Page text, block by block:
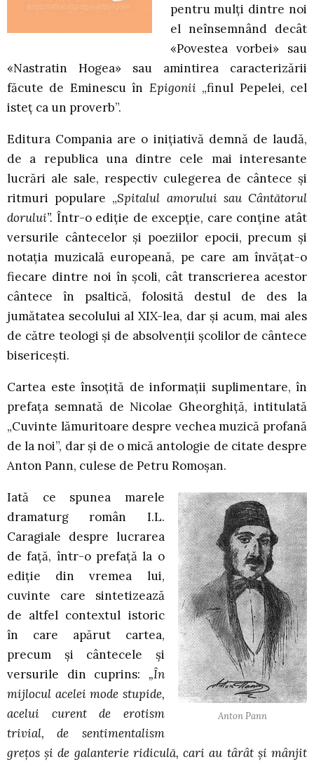
pentru mulţi dintre noi
el neînsemnând decât
«Povestea vorbei» sau
«Nastratin Hogea» sau amintirea caracterizării
făcute de Eminescu în Epigonii „finul Pepelei, cel
isteţ ca un proverb”.
Editura Compania are o iniţiativă demnă de laudă,
de a republica una dintre cele mai interesante
lucrări ale sale, respectiv culegerea de cântece şi
ritmuri populare „Spitalul amorului sau Cântătorul
dorului”. Într-o ediţie de excepţie, care conţine atât
versurile cântecelor şi poeziilor epocii, precum şi
notaţia muzicală europeană, pe care am învăţat-o
fiecare dintre noi în şcoli, cât transcrierea acestor
cântece în psaltică, folosită destul de des la
jumătatea secolului al XIX-lea, dar şi acum, mai ales
de către teologi şi de absolvenţii şcolilor de cântece
bisericeşti.
Cartea este însoţită de informaţii suplimentare, în
prefaţa semnată de Nicolae Gheorghiţă, intitulată
„Cuvinte lămuritoare despre vechea muzică profană
de la noi”, dar şi de o mică antologie de citate despre
Anton Pann, culese de Petru Romoşan.
Anton Pann
Iată ce spunea marele
dramaturg român I.L.
Caragiale despre lucrarea
de faţă, într-o prefaţă la o
ediţie din vremea lui,
cuvinte care sintetizează
de altfel contextul istoric
în care apărut cartea,
precum şi cântecele şi
versurile din cuprins: „În
mijlocul acelei mode stupide,
acelui curent de erotism
trivial, de sentimentalism
greţos şi de galanterie ridiculă, cari au târât şi mânjit